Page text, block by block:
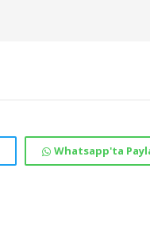
Whatsapp'ta